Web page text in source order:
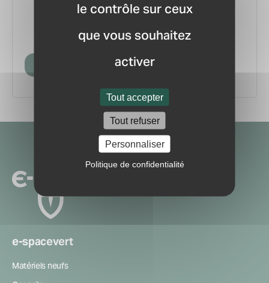
le contrôle sur ceux
que vous souhaitez
activer
Tout accepter
Tout refuser
Personnaliser
Politique de confidentialité
pour ne manquer aucune
information ou nouveauté du marché.
Créer mon compte
e-spacevert
Matériels neufs